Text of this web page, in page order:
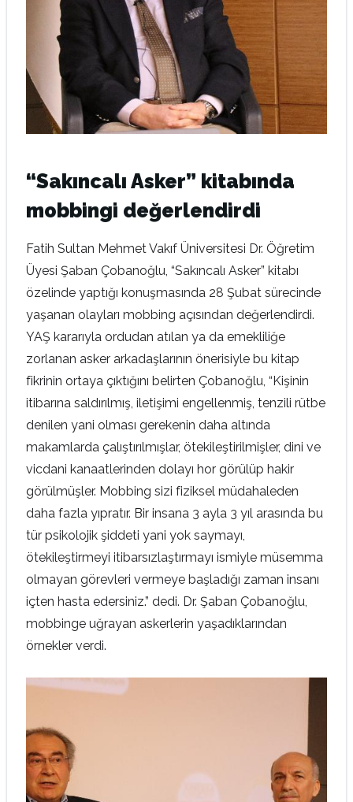
“Sakıncalı Asker” kitabında
mobbingi değerlendirdi
Fatih Sultan Mehmet Vakıf Üniversitesi Dr. Öğretim
Üyesi Şaban Çobanoğlu, “Sakıncalı Asker” kitabı
özelinde yaptığı konuşmasında 28 Şubat sürecinde
yaşanan olayları mobbing açısından değerlendirdi.
YAŞ kararıyla ordudan atılan ya da emekliliğe
zorlanan asker arkadaşlarının önerisiyle bu kitap
fikrinin ortaya çıktığını belirten Çobanoğlu, “Kişinin
itibarına saldırılmış, iletişimi engellenmiş, tenzili rütbe
denilen yani olması gerekenin daha altında
makamlarda çalıştırılmışlar, ötekileştirilmişler, dini ve
vicdani kanaatlerinden dolayı hor görülüp hakir
görülmüşler. Mobbing sizi fiziksel müdahaleden
daha fazla yıpratır. Bir insana 3 ayla 3 yıl arasında bu
tür psikolojik şiddeti yani yok saymayı,
ötekileştirmeyi itibarsızlaştırmayı ismiyle müsemma
olmayan görevleri vermeye başladığı zaman insanı
içten hasta edersiniz.” dedi. Dr. Şaban Çobanoğlu,
mobbinge uğrayan askerlerin yaşadıklarından
örnekler verdi.